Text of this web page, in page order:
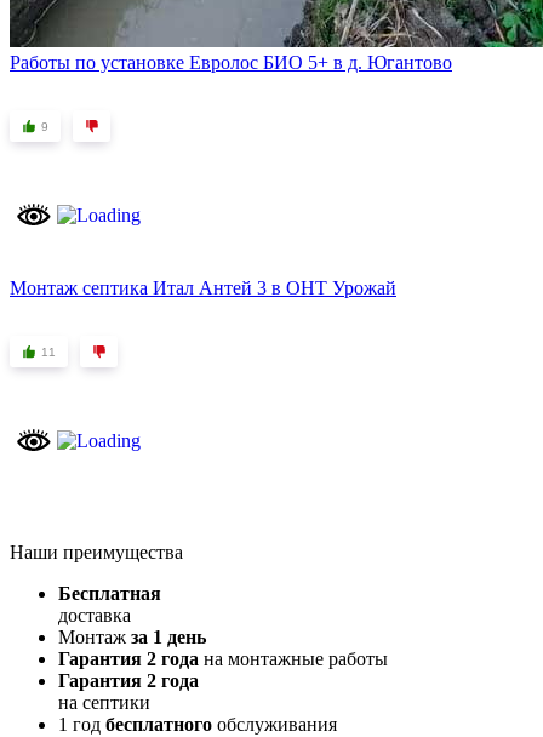
Работы по установке Евролос БИО 5+ в д. Югантово
9
Монтаж септика Итал Антей 3 в ОНТ Урожай
11
Наши преимущества
Бесплатная
доставка
Монтаж за 1 день
Гарантия 2 года на монтажные работы
Гарантия 2 года
на септики
1 год бесплатного обслуживания